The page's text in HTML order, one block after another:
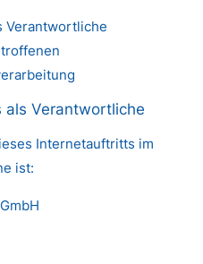
Verantwortliche
als Verantwortliche
Internetauftritts im
ist: